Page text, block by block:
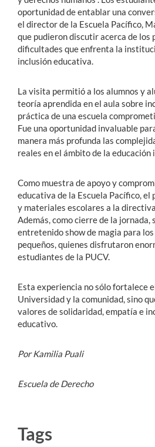
oportunidad de entablar una
el director de la Escuela Pacífico,
que pudieron discutir acerca de los
dificultades que enfrenta la
inclusión educativa.
La visita permitió a los alumnos y
teoría aprendida en el aula sobre
práctica de una escuela
Fue una oportunidad invaluable
manera más profunda las
reales en el ámbito de la educación
Como muestra de apoyo y
educativa de la Escuela Pacífico,
y materiales escolares a la
Además, como cierre de la jornada,
entretenido show de magia para los
pequeños, quienes disfrutaron
estudiantes de la PUCV.
Esta experiencia no sólo fortalece
Universidad y la comunidad, sino
valores de solidaridad, empatía e
educativo.
Por Kamilia Puali
Escuela de Derecho
Tags